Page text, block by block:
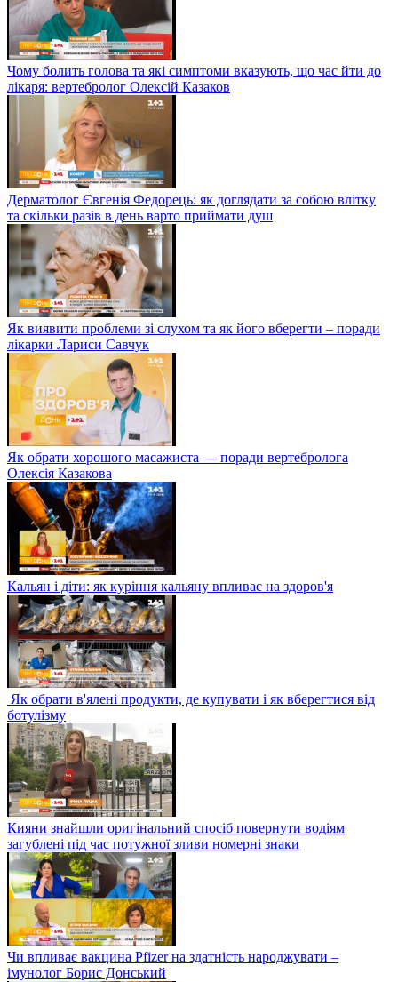
Чому болить голова та які симптоми вказують, що час йти до
лікаря: вертебролог Олексій Казаков
Дерматолог Євгенія Федорець: як доглядати за собою влітку
та скільки разів в день варто приймати душ
Як виявити проблеми зі слухом та як його вберегти – поради
лікарки Лариси Савчук
Як обрати хорошого масажиста — поради вертебролога
Олексія Казакова
Кальян і діти: як куріння кальяну впливає на здоров'я
Як обрати в'ялені продукти, де купувати і як вберегтися від
ботулізму
Кияни знайшли оригінальний спосіб повернути водіям
загублені під час потужної зливи номерні знаки
Чи впливає вакцина Pfizer на здатність народжувати –
імунолог Борис Донський